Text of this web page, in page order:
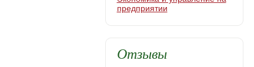
предприятии
Отзывы